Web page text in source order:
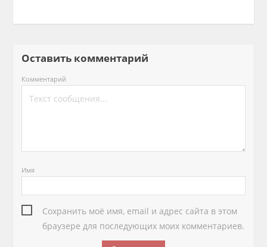
Оставить комментарий
Комментарий
Имя
Сохранить моё имя, email и адрес сайта в этом
браузере для последующих моих комментариев.